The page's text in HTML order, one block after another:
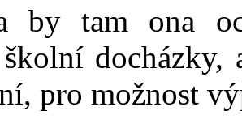
by tam ona
pro možnost